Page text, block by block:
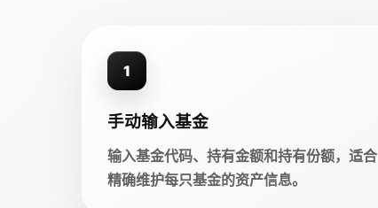
1
手动输入基金
输入基金代码、持有金额和持有份额，适合
精确维护每只基金的资产信息。